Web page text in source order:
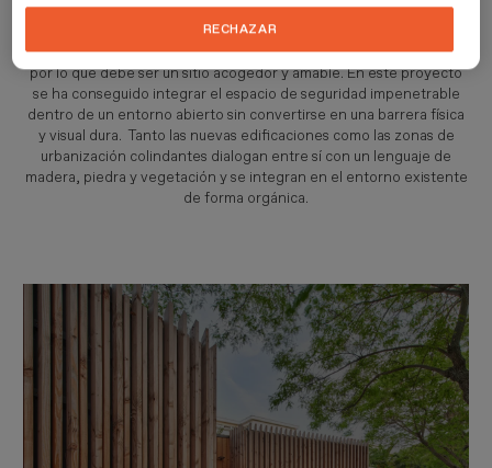
con el día a día de un recinto escolar de más de 2.000 alumnos y la
estética propia de una arquitectura de pabellones y jardines. Se
trata del acceso al colegio, el punto de recepción y bienvenida,
por lo que debe ser un sitio acogedor y amable. En este proyecto
se ha conseguido integrar el espacio de seguridad impenetrable
dentro de un entorno abierto sin convertirse en una barrera física
y visual dura. Tanto las nuevas edificaciones como las zonas de
urbanización colindantes dialogan entre sí con un lenguaje de
madera, piedra y vegetación y se integran en el entorno existente
de forma orgánica.
RECHAZAR